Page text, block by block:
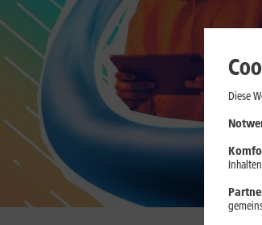
Diese
Inhalten